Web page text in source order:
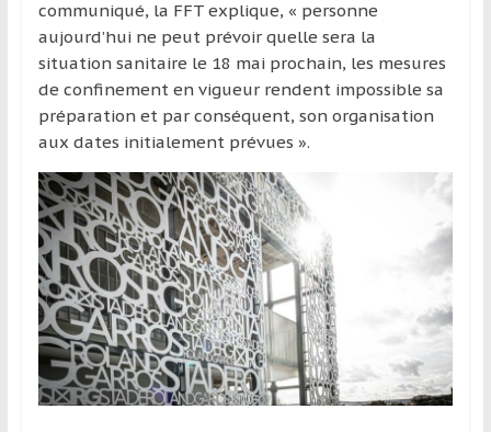
communiqué, la FFT explique, « personne
aujourd’hui ne peut prévoir quelle sera la
situation sanitaire le 18 mai prochain, les mesures
de confinement en vigueur rendent impossible sa
préparation et par conséquent, son organisation
aux dates initialement prévues ».